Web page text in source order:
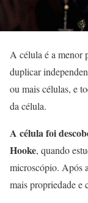
A célula é a menor
duplicar
ou mais células, e
da célula.
A célula foi
Hooke, quando
microscópio. Após
mais propriedade e